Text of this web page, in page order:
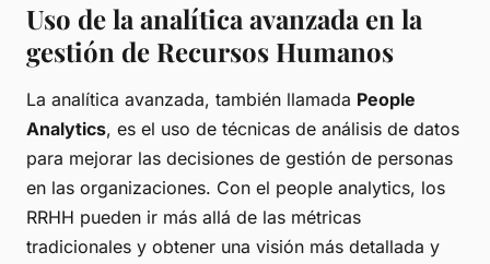
Uso de la analítica avanzada en la
gestión de Recursos Humanos
La analítica avanzada, también llamada People
Analytics, es el uso de técnicas de análisis de datos
para mejorar las decisiones de gestión de personas
en las organizaciones. Con el people analytics, los
RRHH pueden ir más allá de las métricas
tradicionales y obtener una visión más detallada y